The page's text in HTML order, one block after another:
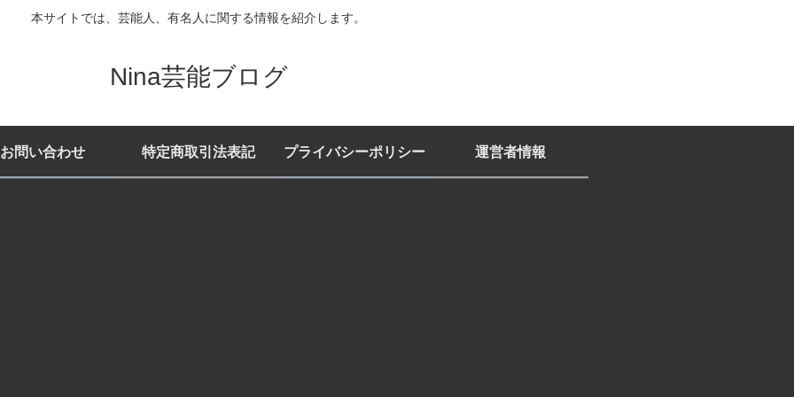
本サイトでは、芸能人、有名人に関する情報を紹介します。
Nina芸能ブログ
お問い合わせ 特定商取引法表記 プライバシーポリシー 運営者情報